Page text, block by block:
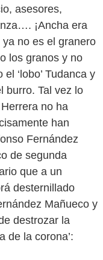
asesores,
¡Ancha era
no es el granero
los granos y no
‘lobo’ Tudanca y
burro. Tal vez lo
no ha
han
Fernández
de segunda
que a un
desternillado
Mañueco y
destrozar la
de la corona’: